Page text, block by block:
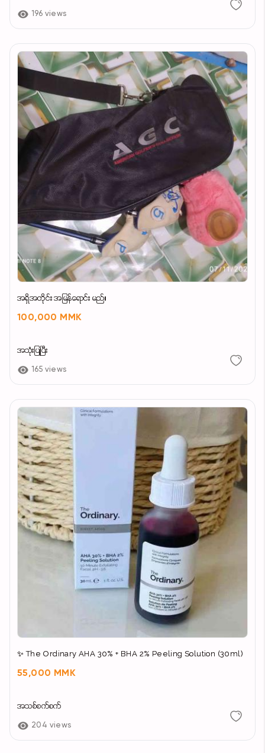
196 views
အရှိအတိုင်း အမြန်ရောင်း မည်။
100,000 MMK
အသုံးပြုပြီး
165 views
✨ The Ordinary AHA 30% + BHA 2% Peeling Solution (30ml)
55,000 MMK
အသစ်စက်စက်
204 views